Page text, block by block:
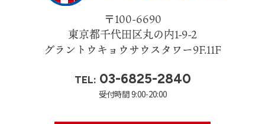
個人情報の第三者への開示・提供の禁止
当社は、お客さまよりお預かりした個人情報を適切に
管理し、次のいずれかに該当する場合を除き、個人情
お客さまの同意がある場合
お客さまが希望されるサービスを行なうために当社が
〒100-6690
東京都千代田区丸の内1-9-2
グラントウキョウサウスタワー9F.11F
TEL: 03-6825-2840
受付時間 9:00-20:00